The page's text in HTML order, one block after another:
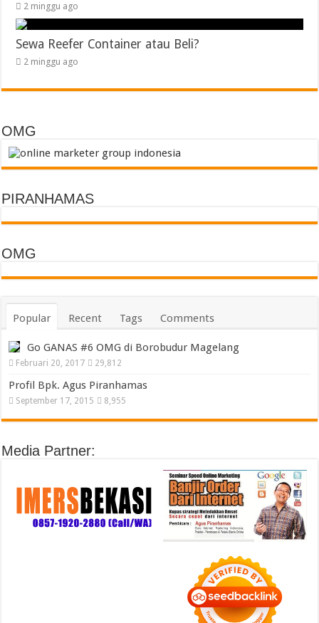
2 minggu ago
Sewa Reefer Container atau Beli?
2 minggu ago
OMG
PIRANHAMAS
OMG
Popular Recent Tags Comments
Go GANAS #6 OMG di Borobudur Magelang
Februari 20, 2017 29,812
Profil Bpk. Agus Piranhamas
September 17, 2015 8,955
Media Partner: